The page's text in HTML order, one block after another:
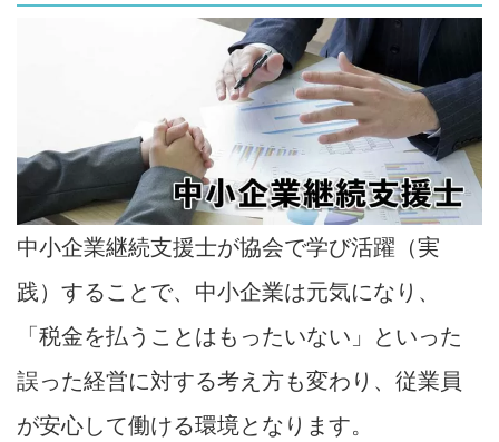
中小企業継続支援士が協会で学び活躍（実
践）することで、中小企業は元気になり、
「税金を払うことはもったいない」といった
誤った経営に対する考え方も変わり、従業員
が安心して働ける環境となります。